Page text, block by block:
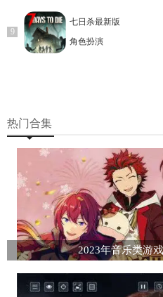
七日杀最新版
角色扮演
热门合集
2023年音乐类游